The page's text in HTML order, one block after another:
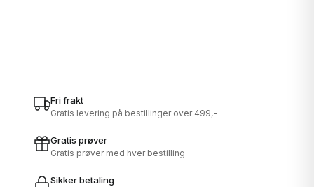
Fri frakt
Gratis levering på bestillinger over 499,-
Gratis prøver
Gratis prøver med hver bestilling
Sikker betaling